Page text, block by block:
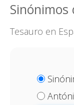
Tesauro en